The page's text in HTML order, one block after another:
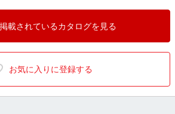
載されているカタログを見る
お気に入りに登録する